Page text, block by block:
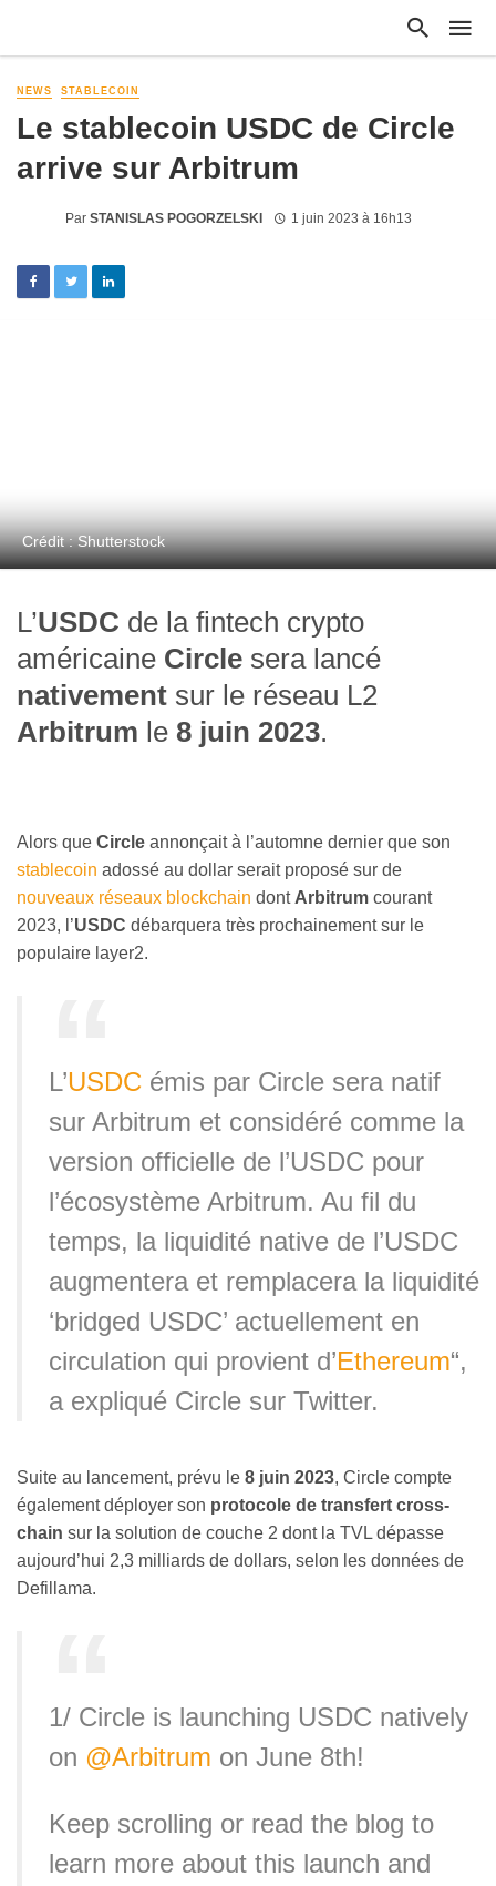
NEWS STABLECOIN
Le stablecoin USDC de Circle
arrive sur Arbitrum
Par STANISLAS POGORZELSKI 1 juin 2023 à 16h13
Crédit : Shutterstock
L’USDC de la fintech crypto
américaine Circle sera lancé
nativement sur le réseau L2
Arbitrum le 8 juin 2023.
Alors que Circle annonçait à l’automne dernier que son
stablecoin adossé au dollar serait proposé sur de
nouveaux réseaux blockchain dont Arbitrum courant
2023, l’USDC débarquera très prochainement sur le
populaire layer2.
L’USDC émis par Circle sera natif
sur Arbitrum et considéré comme la
version officielle de l’USDC pour
l’écosystème Arbitrum. Au fil du
temps, la liquidité native de l’USDC
augmentera et remplacera la liquidité
‘bridged USDC’ actuellement en
circulation qui provient d’Ethereum“,
a expliqué Circle sur Twitter.
Suite au lancement, prévu le 8 juin 2023, Circle compte
également déployer son protocole de transfert cross-
chain sur la solution de couche 2 dont la TVL dépasse
aujourd’hui 2,3 milliards de dollars, selon les données de
Defillama.
1/ Circle is launching USDC natively
on @Arbitrum on June 8th!
Keep scrolling or read the blog to
learn more about this launch and